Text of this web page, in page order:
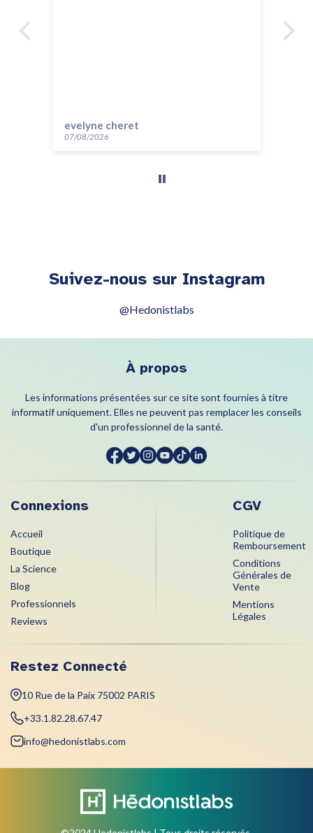
evelyne cheret
07/08/2026
Suivez-nous sur Instagram
@Hedonistlabs
À propos
Les informations présentées sur ce site sont fournies à titre
informatif uniquement. Elles ne peuvent pas remplacer les conseils
d'un professionnel de la santé.
Connexions
Accueil
Boutique
La Science
Blog
Professionnels
Reviews
CGV
Politique de
Remboursement
Conditions
Générales de
Vente
Mentions
Légales
Restez Connecté
10 Rue de la Paix 75002 PARIS
+33.1.82.28.67.47
info@hedonistlabs.com